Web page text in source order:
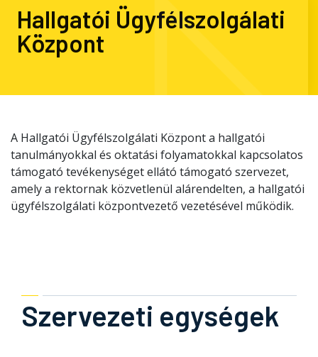
Hallgatói Ügyfélszolgálati
Központ
A Hallgatói Ügyfélszolgálati Központ a hallgatói
tanulmányokkal és oktatási folyamatokkal kapcsolatos
támogató tevékenységet ellátó támogató szervezet,
amely a rektornak közvetlenül alárendelten, a hallgatói
ügyfélszolgálati központvezető vezetésével működik.
Szervezeti egységek